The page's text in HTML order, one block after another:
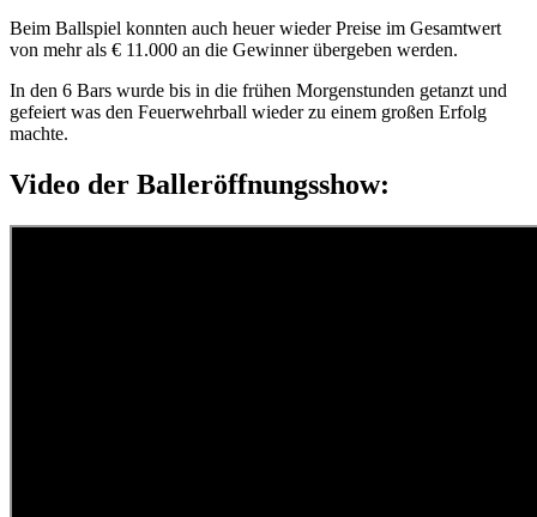
Beim Ballspiel konnten auch heuer wieder Preise im Gesamtwert
von mehr als € 11.000 an die Gewinner übergeben werden.
In den 6 Bars wurde bis in die frühen Morgenstunden getanzt und
gefeiert was den Feuerwehrball wieder zu einem großen Erfolg
machte.
Video der Balleröffnungsshow: